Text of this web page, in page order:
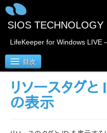
SIOS TECHNOLOGY
LifeKeeper for Windows LIVE
目次
LifeKeeper for
リソースタグと
の表示